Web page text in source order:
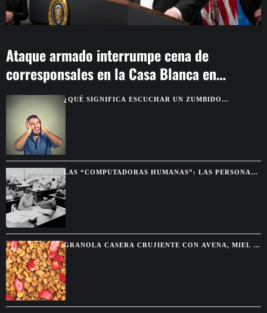
Ataque armado interrumpe cena de
corresponsales en la Casa Blanca en
Washington¿QUÉ SIGNIFICA ESCUCHAR UN ZUMBIDO
LAS “COMPUTADORAS HUMANAS”: LAS PERSONAS
QUE HACÍAN LOS CÁLCULOS ANTES DE LAS
COMPUTADORAS
GRANOLA CASERA CRUJIENTE CON AVENA, MIEL Y
FRUTOS SECOS